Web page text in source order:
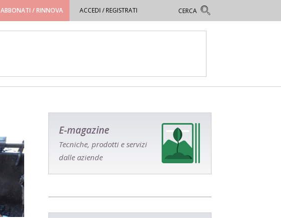
ABBONATI / RINNOVA ACCEDI / REGISTRATI
E-magazine
Tecniche, prodotti e servizi
dalle aziende